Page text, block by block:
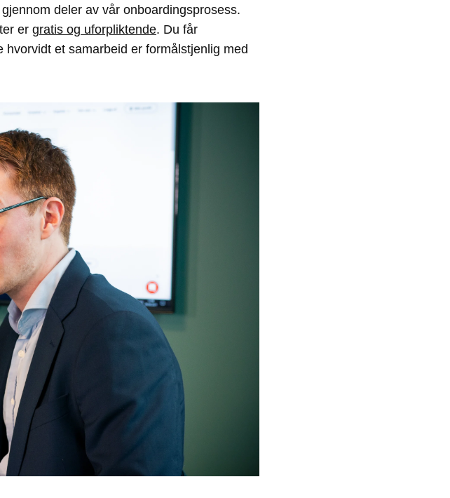
deler av vår onboardingsprosess.
er gratis og uforpliktende. Du får
et samarbeid er formålstjenlig med